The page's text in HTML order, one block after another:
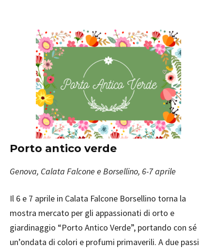
Porto antico verde
Genova, Calata Falcone e Borsellino, 6-7 aprile
Il 6 e 7 aprile in Calata Falcone Borsellino torna la
mostra mercato per gli appassionati di orto e
giardinaggio “Porto Antico Verde”, portando con sé
un’ondata di colori e profumi primaverili. A due passi